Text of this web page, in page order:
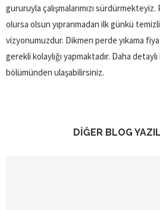
gururuyla çalışmalarımızı
olursa olsun yıpranmadan ilk günkü
vizyonumuzdur. Dikmen perde yıkama
gerekli kolaylığı yapmaktadır. Daha
bölümünden ulaşabilirsiniz.
DİĞER BLOG